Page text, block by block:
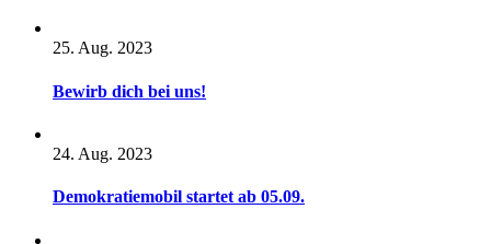
25. Aug. 2023
Bewirb dich bei uns!
24. Aug. 2023
Demokratiemobil startet ab 05.09.